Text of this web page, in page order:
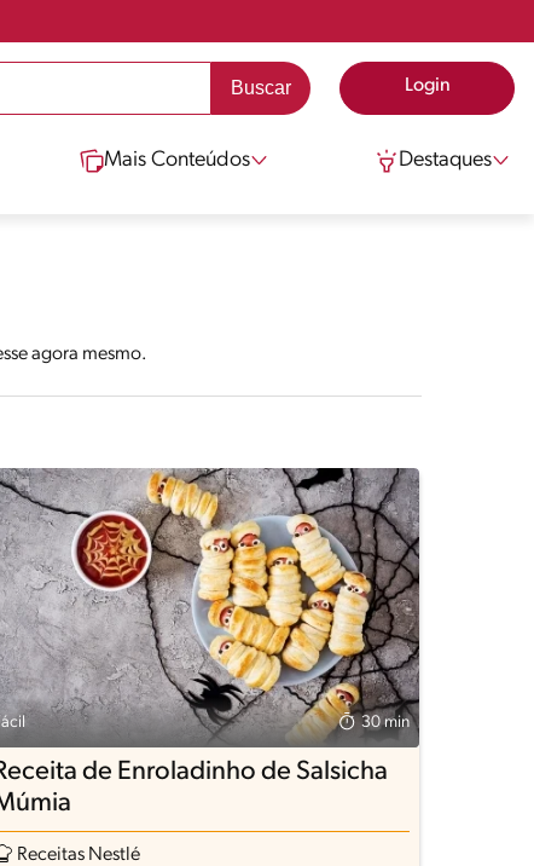
Login
Mais Conteúdos Destaques
agora mesmo.
30 min
de Enroladinho de Salsicha
Receitas Nestlé